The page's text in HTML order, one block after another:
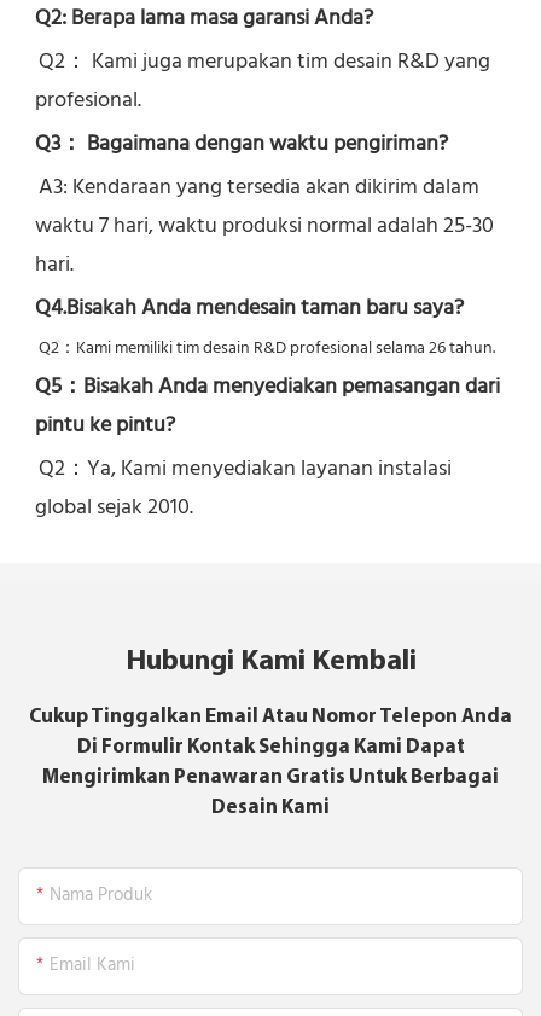
Q2: Berapa lama masa garansi Anda?
Q2： Kami juga merupakan tim desain R&D yang
profesional.
Q3： Bagaimana dengan waktu pengiriman?
A3: Kendaraan yang tersedia akan dikirim dalam
waktu 7 hari, waktu produksi normal adalah 25-30
hari.
Q4.Bisakah Anda mendesain taman baru saya?
Q2： Kami memiliki tim desain R&D profesional selama 26 tahun.
Q5： Bisakah Anda menyediakan pemasangan dari
pintu ke pintu?
Q2：Ya, Kami menyediakan layanan instalasi
global sejak 2010.
Hubungi Kami Kembali
Cukup Tinggalkan Email Atau Nomor Telepon Anda
Di Formulir Kontak Sehingga Kami Dapat
Mengirimkan Penawaran Gratis Untuk Berbagai
Desain Kami
Nama Produk
Email Kami